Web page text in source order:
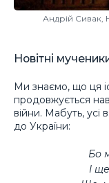
Андрій Сивак,
Новітні
Ми знаємо, що ця
продовжується
війни. Мабуть, усі
до України:
Бо
І